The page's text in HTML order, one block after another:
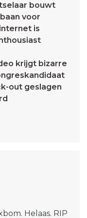
bouwt
voor
is
krijgt bizarre
out geslagen
Helaas. RIP